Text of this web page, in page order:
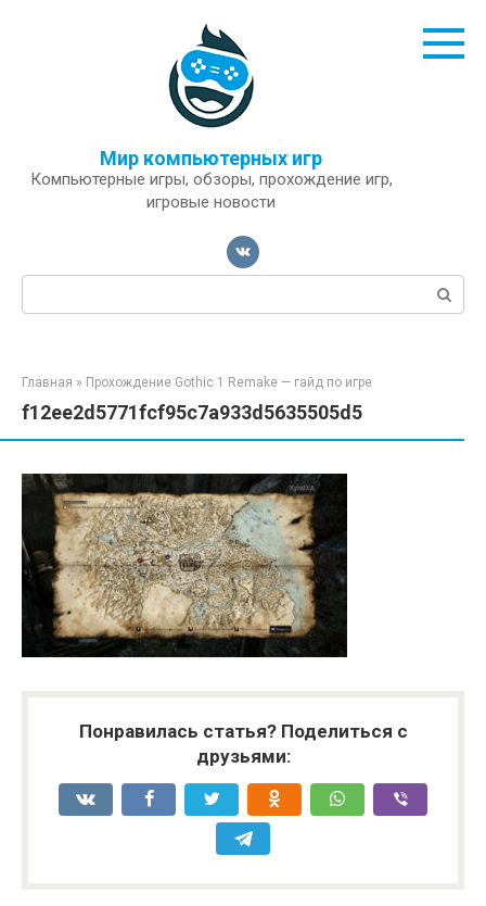
Мир компьютерных игр
Компьютерные игры, обзоры, прохождение игр,
игровые новости
Поиск:
Главная » Прохождение Gothic 1 Remake — гайд по игре
f12ee2d5771fcf95c7a933d5635505d5
Понравилась статья? Поделиться с
друзьями: